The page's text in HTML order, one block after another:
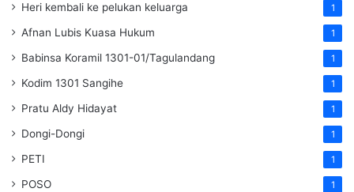
Heri kembali ke pelukan keluarga 1
Afnan Lubis Kuasa Hukum 1
Babinsa Koramil 1301-01/Tagulandang 1
Kodim 1301 Sangihe 1
Pratu Aldy Hidayat 1
Dongi-Dongi 1
PETI 1
POSO 1